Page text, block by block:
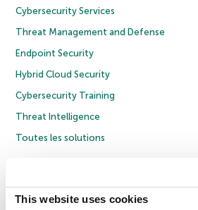
This website uses cookies
Cybersecurity Services
Threat Management and Defense
Endpoint Security
Hybrid Cloud Security
Cybersecurity Training
Threat Intelligence
Toutes les solutions
Contrat de licence entreprises
Cookies